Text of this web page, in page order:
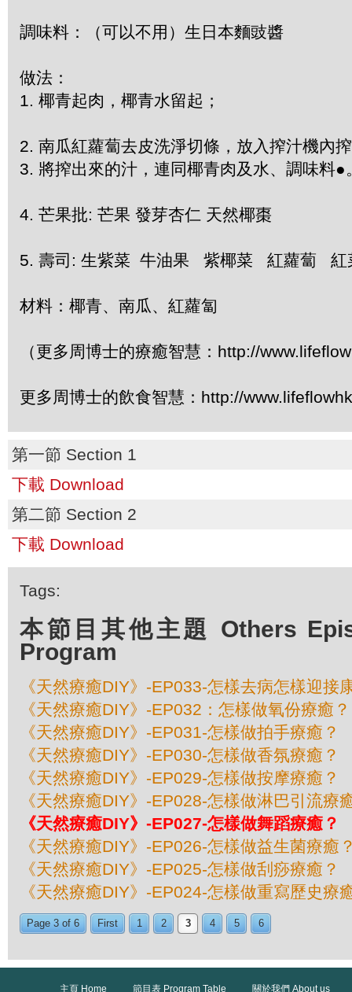
調味料：（可以不用）生日本麵豉醬
做法：
1. 椰青起肉，椰青水留起；
2. 南瓜紅蘿蔔去皮洗淨切條，放入搾汁機內
3. 將搾出來的汁，連同椰青肉及水、調味料●
4. 芒果批: 芒果 發芽杏仁 天然椰棗
5. 壽司: 生紫菜 牛油果 紫椰菜 紅蘿蔔 紅
材料：椰青、南瓜、紅蘿匐
（更多周博士的療癒智慧：http://
更多周博士的飲食智慧：http://
第一節 Section 1
下載 Download
第二節 Section 2
下載 Download
Tags:
本節目其他主題 Others
Program
《天然療癒DIY》-EP033-怎樣去病怎樣迎接
《天然療癒DIY》-EP032：怎樣做氧份療癒？
《天然療癒DIY》-EP031-怎樣做拍手療癒？
《天然療癒DIY》-EP030-怎樣做香氛療癒？
《天然療癒DIY》-EP029-怎樣做按摩療癒？
《天然療癒DIY》-EP028-怎樣做淋巴引流療
《天然療癒DIY》-EP027-怎樣做舞蹈療癒？
《天然療癒DIY》-EP026-怎樣做益生菌療癒
《天然療癒DIY》-EP025-怎樣做刮痧療癒？
《天然療癒DIY》-EP024-怎樣做重寫歷史療
Page 3 of 6 First 1 2 3 4 5 6
主頁 Home 節目表 Program Table 關於我們 About us